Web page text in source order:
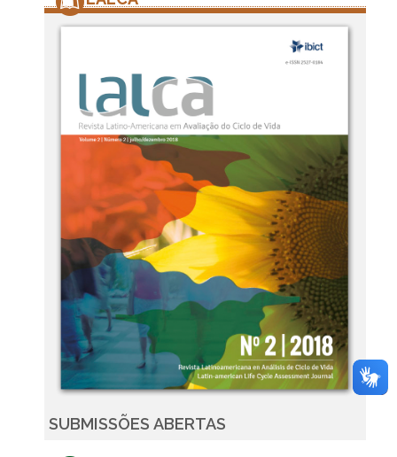
SUBMISSÕES ABERTAS